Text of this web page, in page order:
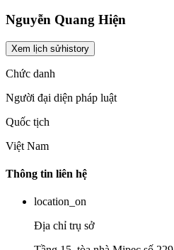
Nguyễn Quang Hiện
Xem lịch sửhistory
Chức danh
Người đại diện pháp luật
Quốc tịch
Việt Nam
Thông tin liên hệ
location_on
Địa chỉ trụ sở